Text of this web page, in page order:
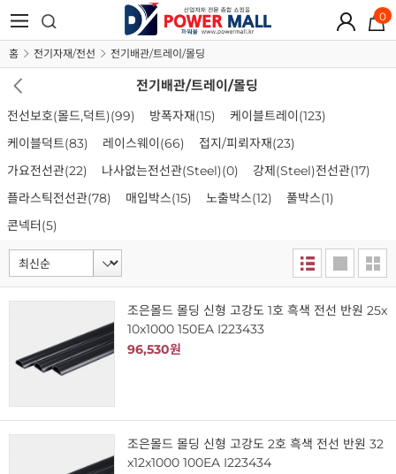
0
홈 전기자재/전선 전기배관/트레이/몰딩
전기배관/트레이/몰딩
전선보호(몰드,덕트)(99) 방폭자재(15) 케이블트레이(123)
케이블덕트(83) 레이스웨이(66) 접지/피뢰자재(23)
가요전선관(22) 나사없는전선관(Steel)(0) 강제(Steel)전선관(17)
플라스틱전선관(78) 매입박스(15) 노출박스(12) 풀박스(1)
콘넥터(5)
조은몰드 몰딩 신형 고강도 1호 흑색 전선 반원 25x
10x1000 150EA I223433
96,530원
조은몰드 몰딩 신형 고강도 2호 흑색 전선 반원 32
x12x1000 100EA I223434